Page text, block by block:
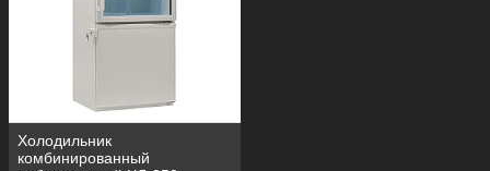
Холодильник
комбинированный